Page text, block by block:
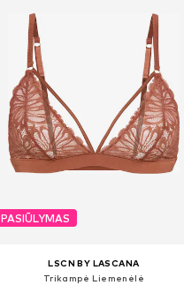
PASIŪLYMAS
LSCN BY LASCANA
Trikampė Liemenėlė